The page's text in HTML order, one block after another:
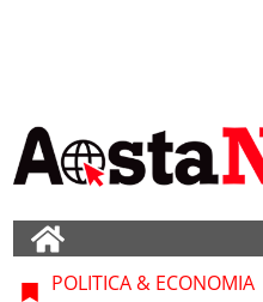
POLITICA & ECONOMIA